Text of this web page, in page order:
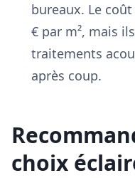
bureaux. Le
€ par m², mais
traitements
après coup.
choix